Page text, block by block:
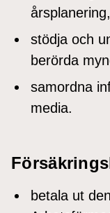
årsplanering,
stödja och
berörda
samordna
media.
betala ut